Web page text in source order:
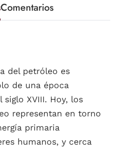
Comentarios
del petróleo es
de una época
XVIII. Hoy, los
representan en torno
primaria
humanos, y cerca